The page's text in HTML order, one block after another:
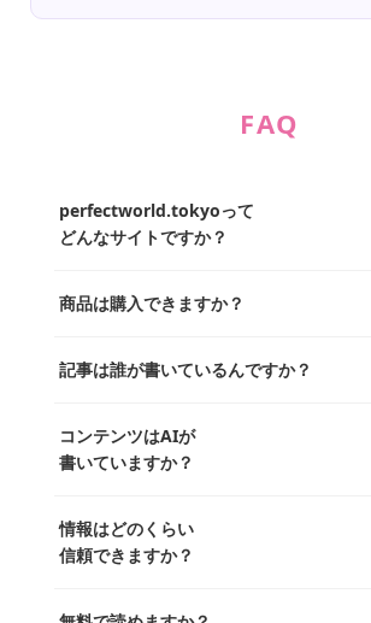
FAQ
perfectworld.tokyoって
どんなサイトですか？
ってもらうニュースサイトです。運営はキ
を中心に行われており、私たちは実際に
商品は購入できますか？
「perfectworld.shop」で、ほとんど全ての
があり、そこからジャンプできます。
記事は誰が書いているんですか？
ています。記事内の99%を超えるほぼすべ
ずつ心を込めて自分たちで撮影したものです
ッズを収集し、月に1,000点の新商品を選定
長KOSが全記事を監修しています。
コンテンツはAIが
書いていますか？
書いています。AIは使用していません。編
認を行い、手動で更新しています。
情報はどのくらい
信頼できますか？